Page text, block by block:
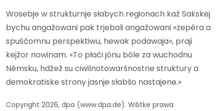
Wosebje w strukturnje słabych regionach kaž Sakskej
bychu angažowani pak trjebali angažowani «zepěra a
spušćomnu perspektiwu, hewak podawaja», praji
kejžor nowinam. «To płaći jónu bóle za wuchodnu
Němsku, hdźež su ciwilnotowaršnostne struktury a
demokratiske strony jasnje słabšo nastajene.»
Copyright 2026, dpa (www.dpa.de). Wšitke prawa